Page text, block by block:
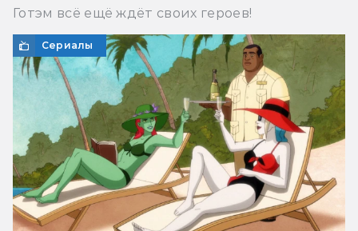
Готэм всё ещё ждёт своих героев!
Сериалы